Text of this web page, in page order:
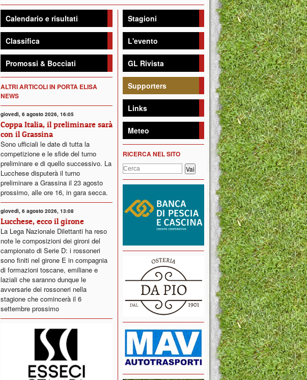
Calendario e risultati
Classifica
Promossi & Bocciati
ALTRI ARTICOLI IN PORTA ELISA
NEWS
giovedì, 6 agosto 2026, 16:05
Coppa Italia, il preliminare sarà
con il Grassina
Sono ufficiali le date di tutta la
competizione e le sfide del turno
preliminare e di quello successivo. La
Lucchese disputerà il turno
preliminare a Grassina il 23 agosto
prossimo, alle ore 16, in gara secca.
giovedì, 6 agosto 2026, 13:08
Lucchese, ecco il girone
La Lega Nazionale Dilettanti ha reso
note le composizioni dei gironi del
campionato di Serie D: i rossoneri
sono finiti nel girone E in compagnia
di formazioni toscane, emiliane e
laziali che saranno dunque le
avversarie dei rossoneri nella
stagione che comincerà il 6
settembre prossimo
Stagioni
L'evento
GL Rivista
Supporters
Links
Meteo
RICERCA NEL SITO